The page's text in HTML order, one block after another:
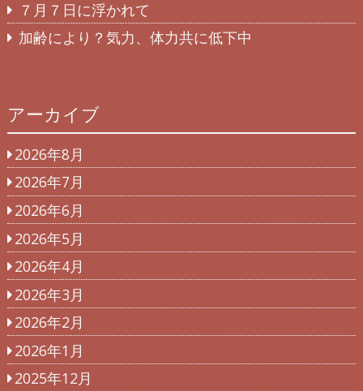
７月７日に浮かれて
加齢により？気力、体力共に低下中
アーカイブ
2026年8月
2026年7月
2026年6月
2026年5月
2026年4月
2026年3月
2026年2月
2026年1月
2025年12月